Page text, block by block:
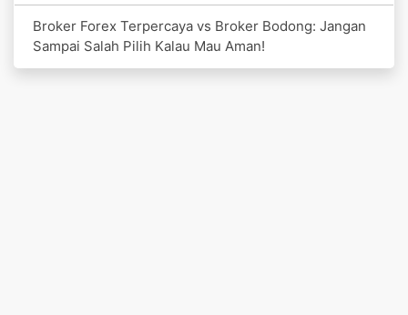
Broker Forex Terpercaya vs Broker Bodong: Jangan
Sampai Salah Pilih Kalau Mau Aman!